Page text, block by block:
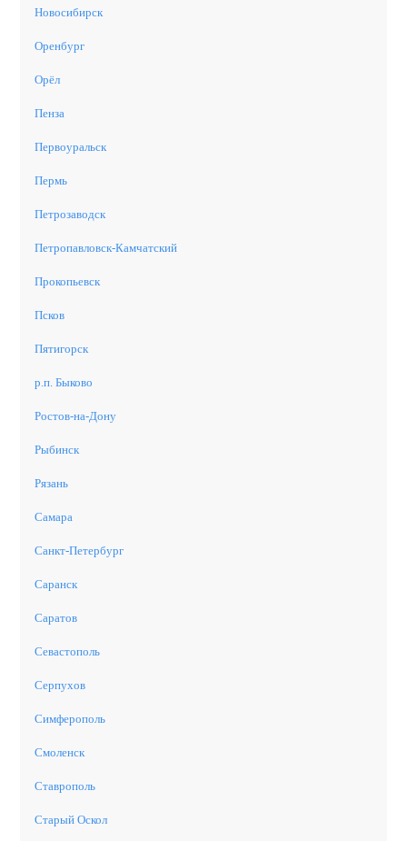
Новосибирск
Оренбург
Орёл
Пенза
Первоуральск
Пермь
Петрозаводск
Петропавловск-Камчатский
Прокопьевск
Псков
Пятигорск
р.п. Быково
Ростов-на-Дону
Рыбинск
Рязань
Самара
Санкт-Петербург
Саранск
Саратов
Севастополь
Серпухов
Симферополь
Смоленск
Ставрополь
Старый Оскол